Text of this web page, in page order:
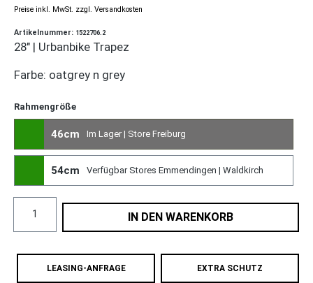
Preise inkl. MwSt. zzgl. Versandkosten
Artikelnummer: 1522706.2
28" | Urbanbike Trapez
Farbe: oatgrey n grey
Rahmengröße
46cm Im Lager | Store Freiburg
54cm Verfügbar Stores Emmendingen | Waldkirch
IN DEN WARENKORB
LEASING-ANFRAGE EXTRA SCHUTZ